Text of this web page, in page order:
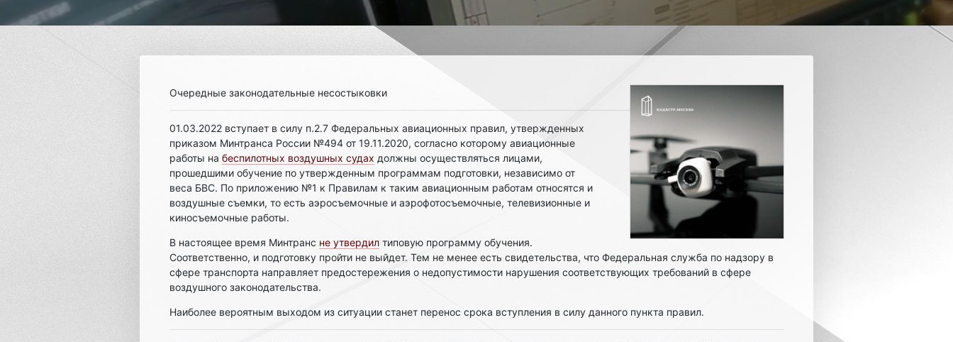
Очередные законодательные несостыковки
01.03.2022 вступает в силу п.2.7 Федеральных авиационных правил, утвержденных
приказом Минтранса России №494 от 19.11.2020, согласно которому авиационные
работы на беспилотных воздушных судах должны осуществляться лицами,
прошедшими обучение по утвержденным программам подготовки, независимо от
веса БВС. По приложению №1 к Правилам к таким авиационным работам относятся и
воздушные съемки, то есть аэросъемочные и аэрофотосъемочные, телевизионные и
киносъемочные работы.
В настоящее время Минтранс не утвердил типовую программу обучения.
Соответственно, и подготовку пройти не выйдет. Тем не менее есть свидетельства, что Федеральная служба по надзору в
сфере транспорта направляет предостережения о недопустимости нарушения соответствующих требований в сфере
воздушного законодательства.
Наиболее вероятным выходом из ситуации станет перенос срока вступления в силу данного пункта правил.